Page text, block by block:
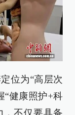
位为“高层次
“健康照护+科
，不仅要具备